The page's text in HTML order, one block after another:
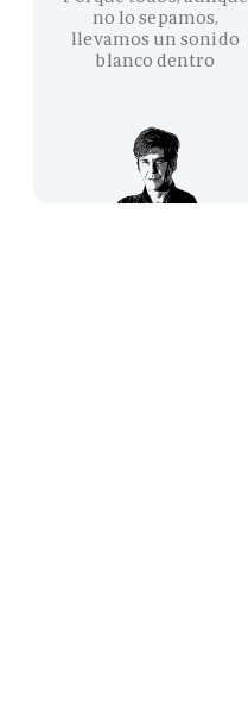
no lo sepamos,
llevamos un sonido
blanco dentro